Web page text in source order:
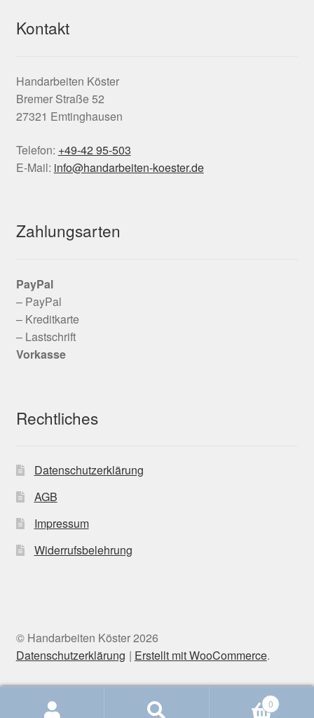
Kontakt
Handarbeiten Köster
Bremer Straße 52
27321 Emtinghausen
Telefon: +49-42 95-503
E-Mail: info@handarbeiten-koester.de
Zahlungsarten
PayPal
– PayPal
– Kreditkarte
– Lastschrift
Vorkasse
Rechtliches
Datenschutzerklärung
AGB
Impressum
Widerrufsbelehrung
© Handarbeiten Köster 2026
Datenschutzerklärung
Erstellt mit WooCommerce.
0